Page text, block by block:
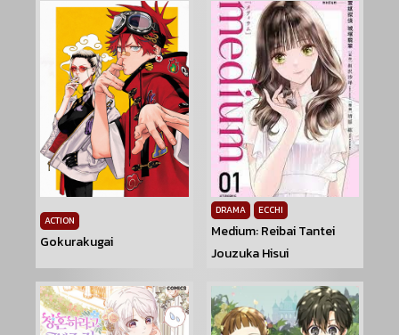
ACTION
Gokurakugai
DRAMA ECCHI
Medium: Reibai Tantei
Jouzuka Hisui